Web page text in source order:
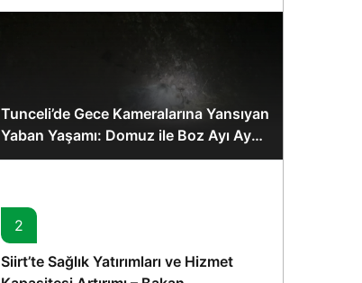
Tunceli’de Gece Kameralarına Yansıyan
Yaban Yaşamı: Domuz ile Boz Ayı Aynı
Karede
2
Siirt’te Sağlık Yatırımları ve Hizmet